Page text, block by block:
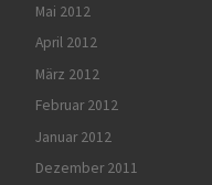
Mai 2012
April 2012
März 2012
Februar 2012
Januar 2012
Dezember 2011